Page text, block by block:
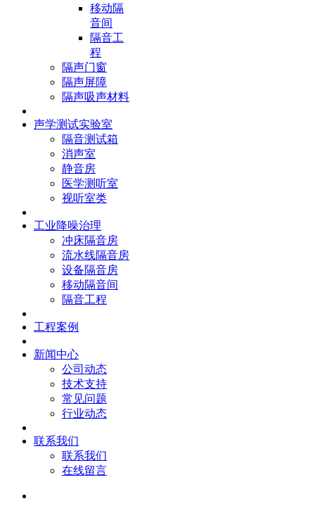
移动隔
音间
隔音工
程
隔声门窗
隔声屏障
隔声吸声材料
声学测试实验室
隔音测试箱
消声室
静音房
医学测听室
视听室类
工业降噪治理
冲床隔音房
流水线隔音房
设备隔音房
移动隔音间
隔音工程
工程案例
新闻中心
公司动态
技术支持
常见问题
行业动态
联系我们
联系我们
在线留言